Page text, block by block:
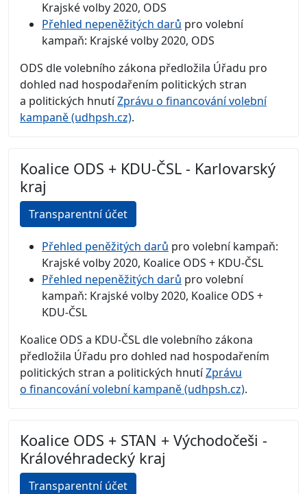
Krajské volby 2020, ODS
Přehled nepeněžitých darů pro volební
kampaň: Krajské volby 2020, ODS
ODS dle volebního zákona předložila Úřadu pro
dohled nad hospodařením politických stran
a politických hnutíZprávu o financování volební
kampaně (udhpsh.cz).
Koalice ODS + KDU-ČSL - Karlovarský
kraj
Transparentní účet
Přehled peněžitých darů pro volební kampaň:
Krajské volby 2020, Koalice ODS + KDU-ČSL
Přehled nepeněžitých darů pro volební
kampaň: Krajské volby 2020, Koalice ODS +
KDU-ČSL
Koalice ODS a KDU-ČSL dle volebního zákona
předložila Úřadu pro dohled nad hospodařením
politických stran a politických hnutíZprávu
o financování volební kampaně (udhpsh.cz).
Koalice ODS + STAN + Východočeši -
Královéhradecký kraj
Transparentní účet